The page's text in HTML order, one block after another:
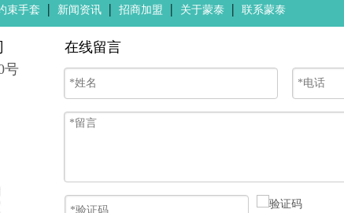
束手套 | 新闻资讯 | 招商加盟 | 关于蒙泰 | 联系蒙泰
号
在线留言